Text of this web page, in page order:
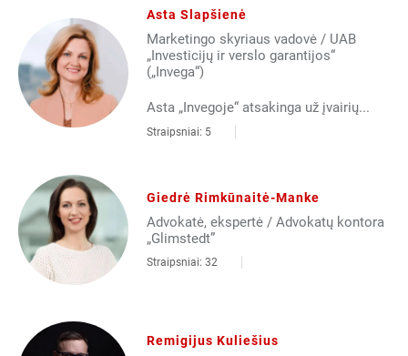
Asta Slapšienė
Marketingo skyriaus vadovė / UAB
„Investicijų ir verslo garantijos“
(„Invega“)
Asta „Invegoje“ atsakinga už įvairių...
Straipsniai: 5
Giedrė Rimkūnaitė-Manke
Advokatė, ekspertė / Advokatų kontora
„Glimstedt”
Straipsniai: 32
Remigijus Kuliešius